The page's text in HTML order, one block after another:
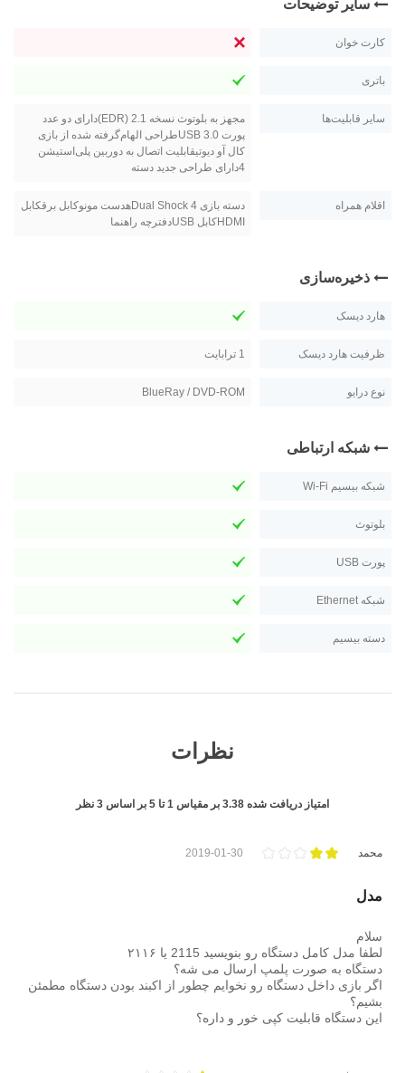
سایر توضیحات
کارت خوان
باتری
سایر قابلیت‌ها
مجهز به بلوتوث نسخه 2.1 (EDR)دارای دو عدد
پورت USB 3.0طراحی الهام‌گرفته شده از بازی
کال آو دیوتیقابلیت اتصال به دوربین پلی‌استیشن
4دارای طراحی جدید دسته
اقلام همراه
دسته بازی Dual Shock 4هدست مونوکابل برقکابل
HDMIکابل USBدفترچه راهنما
ذخیره‌سازی
هارد دیسک
ظرفیت هارد دیسک 1 ترابايت
نوع درایو BlueRay / DVD-ROM
شبکه ارتباطی
شبکه بیسیم Wi-Fi
بلوتوث
پورت USB
شبکه Ethernet
دسته بیسیم
نظرات
امتیاز دریافت شده 3.38 بر مقیاس 1تا 5 بر اساس 3 نظر
محمد 2019-01-30
مدل
سلام
لطفا مدل کامل دستگاه رو بنویسید 2115 یا ۲۱۱۶
دستگاه به صورت پلمپ ارسال می شه؟
اگر بازی داخل دستگاه رو نخوایم چطور از اکبند بودن دستگاه مطمئن
بشیم؟
این دستگاه قابلیت کپی خور و داره؟